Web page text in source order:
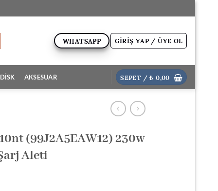
WHATSAPP GIRIŞ YAP / ÜYE OL
AKSESUAR SEPET /₺0,00
(99J2A5EAW12) 230w
Aleti